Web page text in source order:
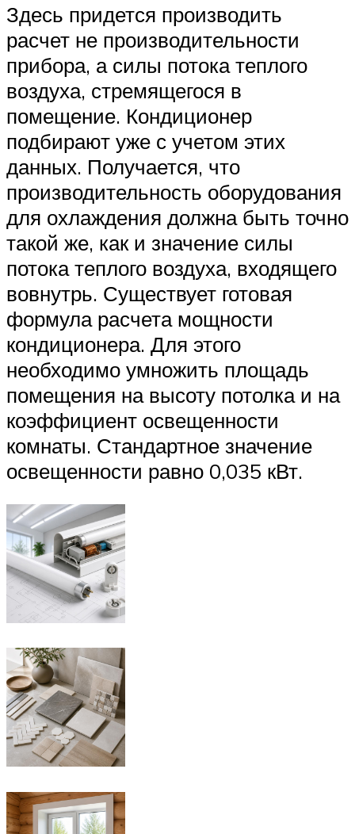
Здесь придется производить
расчет не производительности
прибора, а силы потока теплого
воздуха, стремящегося в
помещение. Кондиционер
подбирают уже с учетом этих
данных. Получается, что
производительность оборудования
для охлаждения должна быть точно
такой же, как и значение силы
потока теплого воздуха, входящего
вовнутрь. Существует готовая
формула расчета мощности
кондиционера. Для этого
необходимо умножить площадь
помещения на высоту потолка и на
коэффициент освещенности
комнаты. Стандартное значение
освещенности равно 0,035 кВт.